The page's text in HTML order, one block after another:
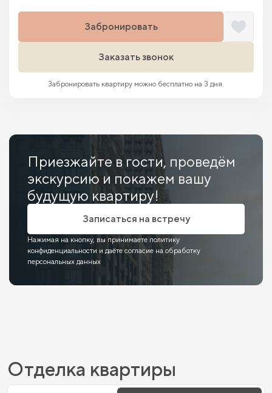
Забронировать
Заказать звонок
Забронировать квартиру можно бесплатно на 3 дня.
Приезжайте в гости, проведём
экскурсию и покажем вашу
будущую квартиру!
Записаться на встречу
Нажимая на кнопку, вы принимаете политику
конфиденциальности и даёте согласие на обработку
персональных данных
Отделка квартиры